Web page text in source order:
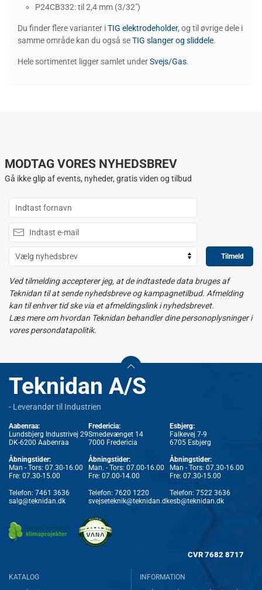
P24CB332: til 2,4 mm (3/32")
Du finder flere varianter iTIG elektrodeholder, og til øvrige dele i
samme område kan du også seTIG slanger og sliddele.
Hele sortimentet ligger samlet underSvejs/Gas.
MODTAG VORES NYHEDSBREV
Gå ikke glip af events, nyheder, gratis viden og tilbud
Tilmeld
Ved tilmelding accepterer jeg, at de indtastede data bruges af
Teknidan til at sende nyhedsbreve og kampagnetilbud. Afmelding
kan til enhver tid ske via et afmeldingslink i nyhedsbrevet.
Læs mere om hvordan Teknidan behandler dine personoplysninger i
vores persondatapolitik.
Teknidan A/S
- Leverandør til Industrien
Aabenraa:
Lundsbjerg Industrivej 29
DK-6200 Aabenraa
Åbningstider:
Man - Tors: 07.30-16.00
Fre: 07.30-15.00
Telefon: 7461 3636
salg@teknidan.dk
Fredericia:
Smedevænget 14
7000 Fredericia
Åbningstider:
Man. - Tors: 07.00-16.00
Fre: 07.00-14.00
Telefon: 7620 1220
svejseteknik@teknidan.dk
Esbjerg:
Falkevej 7-9
6705 Esbjerg
Åbningstider:
Man - Tors: 07.30-16.00
Fre: 07.30-15.00
Telefon: 7522 3636
esb@teknidan.dk
CVR 7682 8717
KATALOG INFORMATION